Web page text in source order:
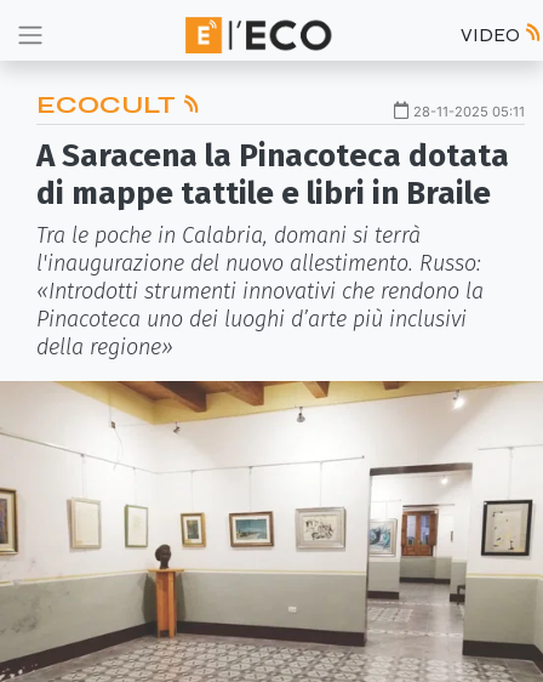
VIDEO
ECOCULT 28-11-2025 05:11
A Saracena la Pinacoteca dotata
di mappe tattile e libri in Braile
Tra le poche in Calabria, domani si terrà
l'inaugurazione del nuovo allestimento. Russo:
«Introdotti strumenti innovativi che rendono la
Pinacoteca uno dei luoghi d’arte più inclusivi
della regione»